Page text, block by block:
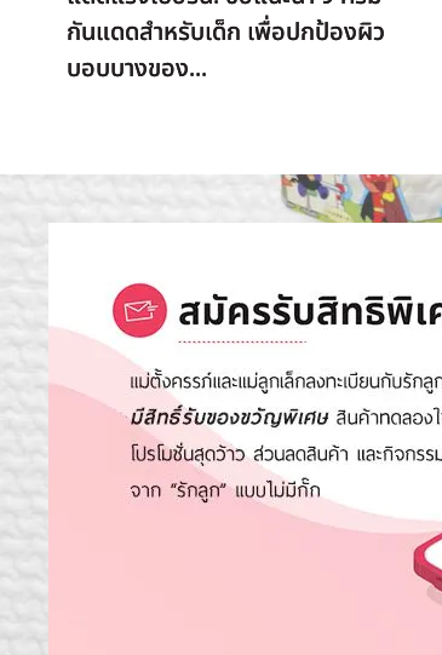
กันแดดสำหรับเด็ก เพื่อปกป้องผิว
บอบบางของ...